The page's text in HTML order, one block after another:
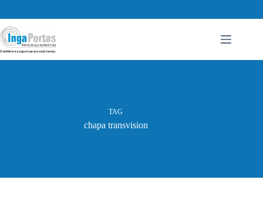
conteúdo
TAG
chapa transvision